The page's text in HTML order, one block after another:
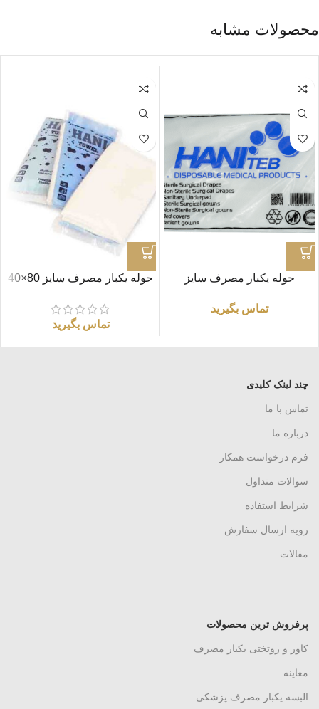
محصولات مشابه
حوله یکبار مصرف سایز
تماس بگیرید
حوله یکبار مصرف سایز 80×40
تماس بگیرید
چند لینک کلیدی
تماس با ما
درباره ما
فرم درخواست همکار
سوالات متداول
شرایط استفاده
رویه ارسال سفارش
مقالات
پرفروش ترین محصولات
کاور و روتختی یکبار مصرف
معاینه
البسه یکبار مصرف پزشکی